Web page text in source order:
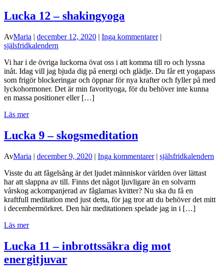
Lucka 12 – shakingyoga
AvMaria | december 12, 2020 | Inga kommentarer|
själsfridkalendern
Vi har i de övriga luckorna övat oss i att komma till ro och lyssna
inåt. Idag vill jag bjuda dig på energi och glädje. Du får ett yogapass
som frigör blockeringar och öppnar för nya krafter och fyller på med
lyckohormoner. Det är min favorityoga, för du behöver inte kunna
en massa positioner eller […]
Läs mer
Lucka 9 – skogsmeditation
AvMaria | december 9, 2020 | Inga kommentarer| själsfridkalendern
Visste du att fågelsång är det ljudet människor världen över lättast
har att slappna av till. Finns det något ljuvligare än en solvarm
vårskog ackompanjerad av fåglarnas kvitter? Nu ska du få en
kraftfull meditation med just detta, för jag tror att du behöver det mitt
i decembermörkret. Den här meditationen spelade jag in i […]
Läs mer
Lucka 11 – inbrottssäkra dig mot
energitjuvar